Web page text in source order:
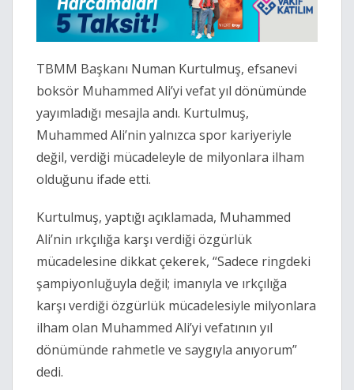
TBMM Başkanı Numan Kurtulmuş, efsanevi
boksör Muhammed Ali’yi vefat yıl dönümünde
yayımladığı mesajla andı. Kurtulmuş,
Muhammed Ali’nin yalnızca spor kariyeriyle
değil, verdiği mücadeleyle de milyonlara ilham
olduğunu ifade etti.
Kurtulmuş, yaptığı açıklamada, Muhammed
Ali’nin ırkçılığa karşı verdiği özgürlük
mücadelesine dikkat çekerek, “Sadece ringdeki
şampiyonluğuyla değil; imanıyla ve ırkçılığa
karşı verdiği özgürlük mücadelesiyle milyonlara
ilham olan Muhammed Ali’yi vefatının yıl
dönümünde rahmetle ve saygıyla anıyorum”
dedi.